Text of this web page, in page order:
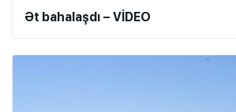
Ət bahalaşdı – VİDEO